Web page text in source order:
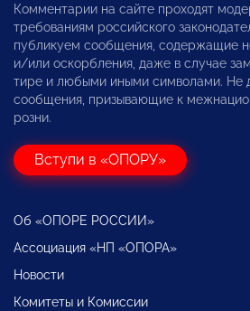
Комментарии на сайте проходят
требованиям российского
публикуем сообщения, содержащие
и/или оскорбления, даже в случае
тире и любыми иными символами. Не
сообщения, призывающие к
розни.
Вступи в «ОПОРУ»
Об «ОПОРЕ РОССИИ»
Ассоциация «НП «ОПОРА»
Новости
Комитеты и Комиссии